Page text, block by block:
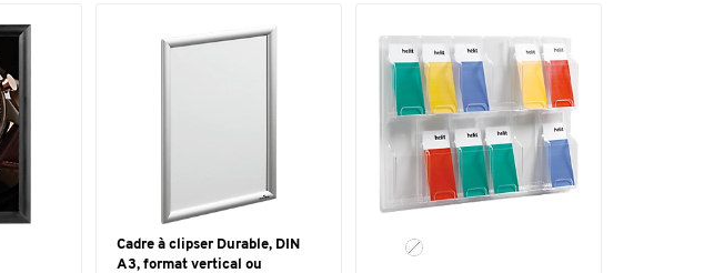
Cadre à clipser Durable, DIN
A3, format vertical ou